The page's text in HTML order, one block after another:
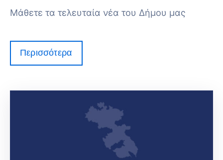
Μάθετε τα τελευταία νέα του Δήμου μας
Περισσότερα